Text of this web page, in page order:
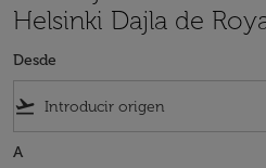
Helsinki Dajla de
Desde
flight_takeoff
A